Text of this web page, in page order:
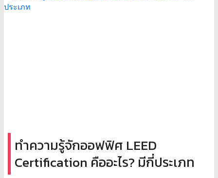
ทำความรู้จักออฟฟิศ LEED
Certification คืออะไร? มีกี่ประเภท